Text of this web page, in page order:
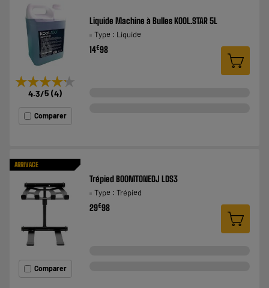
★★★★★
★★★★★
4.3/5 (4)
Comparer
Liquide Machine à Bulles KOOL.STAR 5L
Type : Liquide
14€98
ARRIVAGE
Comparer
Trépied BOOMTONEDJ LDS3
Type : Trépied
29€98